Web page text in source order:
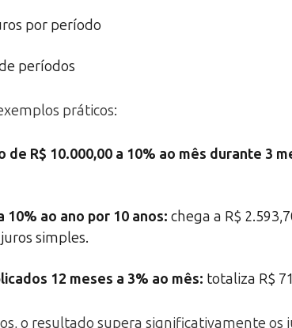
por período
períodos
práticos:
de R$ 10.000,00 a 10% ao mês durante 3
10% ao ano por 10 anos: chega a R$
simples.
12 meses a 3% ao mês: totaliza R$
o resultado supera significativamente os